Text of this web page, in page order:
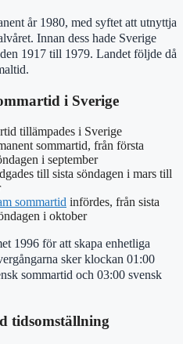
år 1980, med syftet att utnyttja
Innan dess hade Sverige
1917 till 1979. Landet följde då
i Sverige
tillämpades i Sverige
sommartid, från första
i september
till sista söndagen i mars till
sommartid infördes, från sista
i oktober
1996 för att skapa enhetliga
sker klockan 01:00
sommartid och 03:00 svensk
tidsomställning